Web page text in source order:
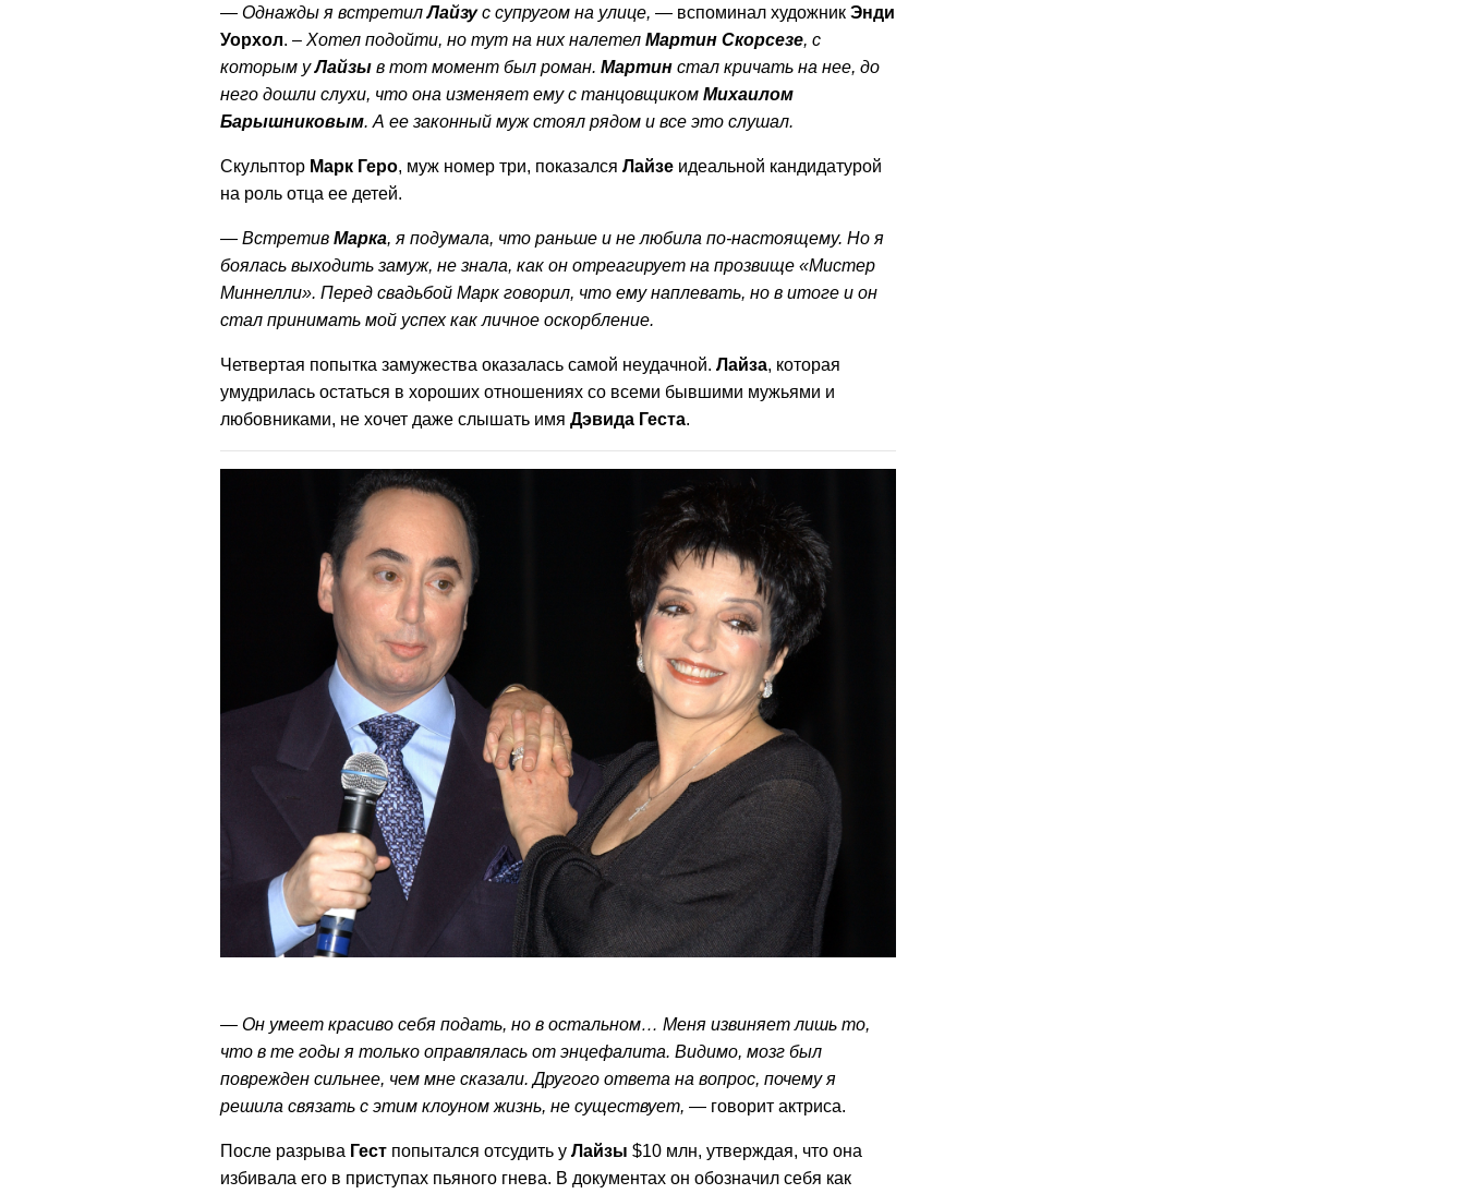
— Однажды я встретилЛайзус супругом на улице, — вспоминал художник Энди
Уорхол. – Хотел подойти, но тут на них налетел Мартин Скорсезе, с
которым уЛайзы в тот момент был роман. Мартин стал кричать на нее, до
него дошли слухи, что она изменяет ему с танцовщиком Михаилом
Барышниковым. А ее законный муж стоял рядом и все это слушал.
Скульптор Марк Геро, муж номер три, показался Лайзе идеальной кандидатурой
на роль отца ее детей.
— Встретив Марка, я подумала, что раньше и не любила по-настоящему. Но я
боялась выходить замуж, не знала, как он отреагирует на прозвище «Мистер
Миннелли». Перед свадьбой Марк говорил, что ему наплевать, но в итоге и он
стал принимать мой успех как личное оскорбление.
Четвертая попытка замужества оказалась самой неудачной. Лайза, которая
умудрилась остаться в хороших отношениях со всеми бывшими мужьями и
любовниками, не хочет даже слышать имя Дэвида Геста.
— Он умеет красиво себя подать, но в остальном… Меня извиняет лишь то,
что в те годы я только оправлялась от энцефалита. Видимо, мозг был
поврежден сильнее, чем мне сказали. Другого ответа на вопрос, почему я
решила связать с этим клоуном жизнь, не существует, — говорит актриса.
После разрыва Гест попытался отсудить у Лайзы $10 млн, утверждая, что она
избивала его в приступах пьяного гнева. В документах он обозначил себя как